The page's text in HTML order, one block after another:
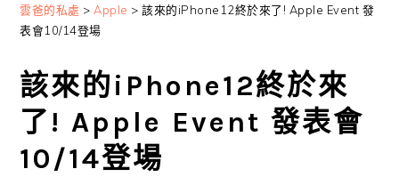
雲爸的私處 > Apple >該來的iPhone12終於來了! Apple Event 發
表會10/14登場
該來的iPhone12終於來
了! Apple Event 發表會
10/14登場